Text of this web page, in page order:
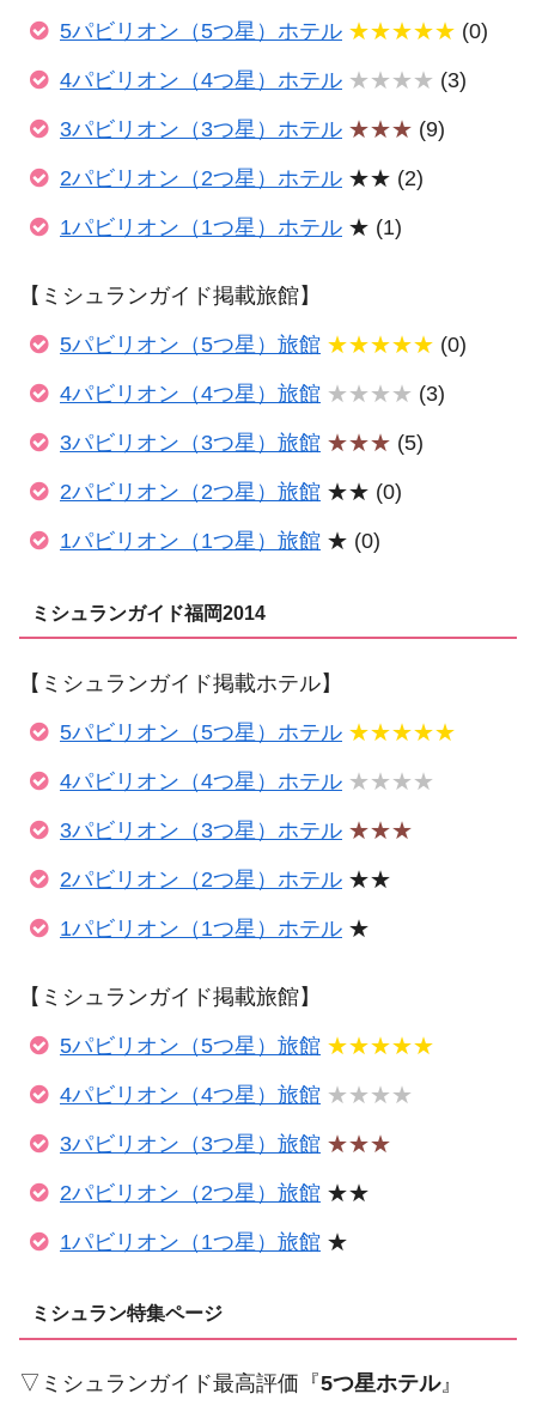
5パビリオン（5つ星）ホテル ★★★★★ (0)
4パビリオン（4つ星）ホテル ★★★★ (3)
3パビリオン（3つ星）ホテル ★★★ (9)
2パビリオン（2つ星）ホテル ★★ (2)
1パビリオン（1つ星）ホテル ★ (1)
【ミシュランガイド掲載旅館】
5パビリオン（5つ星）旅館 ★★★★★ (0)
4パビリオン（4つ星）旅館 ★★★★ (3)
3パビリオン（3つ星）旅館 ★★★ (5)
2パビリオン（2つ星）旅館 ★★ (0)
1パビリオン（1つ星）旅館 ★ (0)
ミシュランガイド福岡2014
【ミシュランガイド掲載ホテル】
5パビリオン（5つ星）ホテル ★★★★★
4パビリオン（4つ星）ホテル ★★★★
3パビリオン（3つ星）ホテル ★★★
2パビリオン（2つ星）ホテル ★★
1パビリオン（1つ星）ホテル ★
【ミシュランガイド掲載旅館】
5パビリオン（5つ星）旅館 ★★★★★
4パビリオン（4つ星）旅館 ★★★★
3パビリオン（3つ星）旅館 ★★★
2パビリオン（2つ星）旅館 ★★
1パビリオン（1つ星）旅館 ★
ミシュラン特集ページ
▽ミシュランガイド最高評価『5つ星ホテル』